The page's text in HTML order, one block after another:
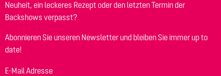
Neuheit, ein leckeres Rezept oder den letzten Termin der
Backshows verpasst?
Abonnieren Sie unseren Newsletter und bleiben Sie immer up to
date!
E-Mail Adresse